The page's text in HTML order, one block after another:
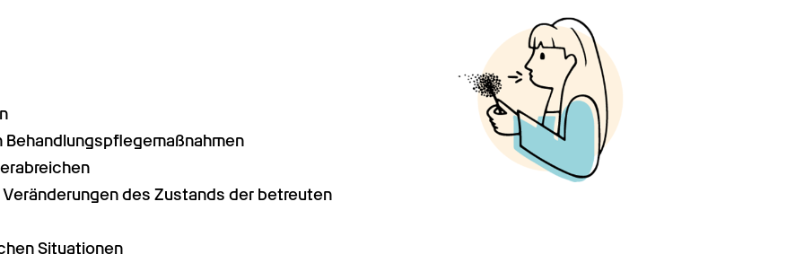
des Zustands der betreuten
Situationen